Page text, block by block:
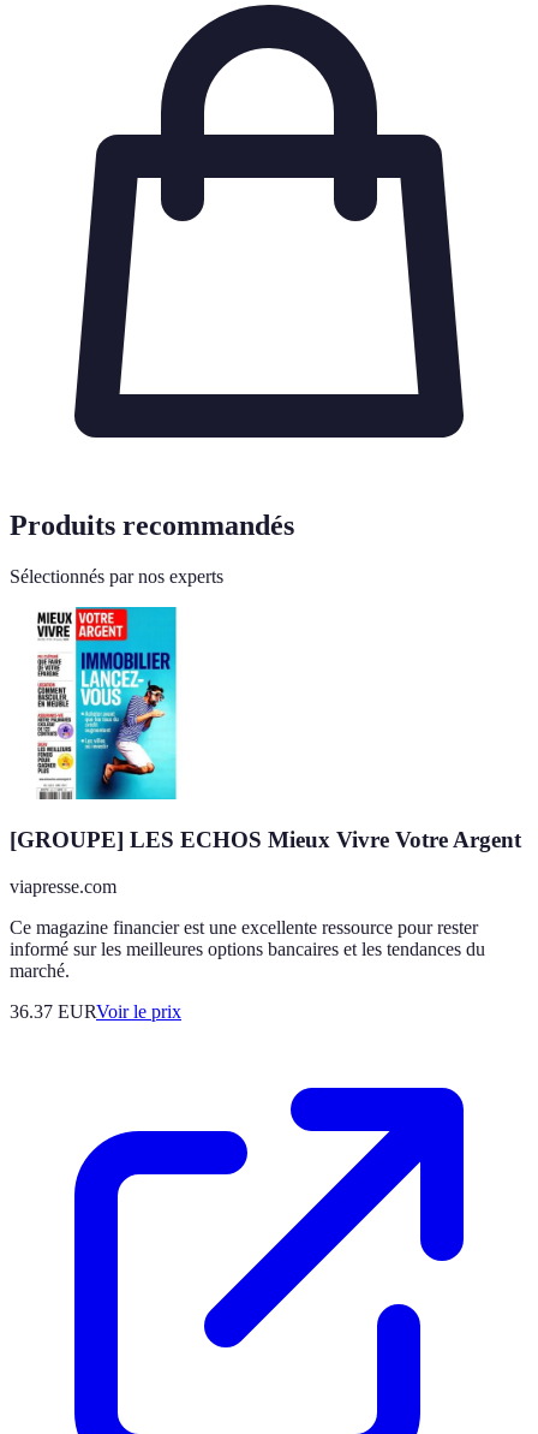
Produits recommandés
Sélectionnés par nos experts
[GROUPE] LES ECHOS Mieux Vivre Votre Argent
viapresse.com
Ce magazine financier est une excellente ressource pour rester
informé sur les meilleures options bancaires et les tendances du
marché.
36.37 EURVoir le prix